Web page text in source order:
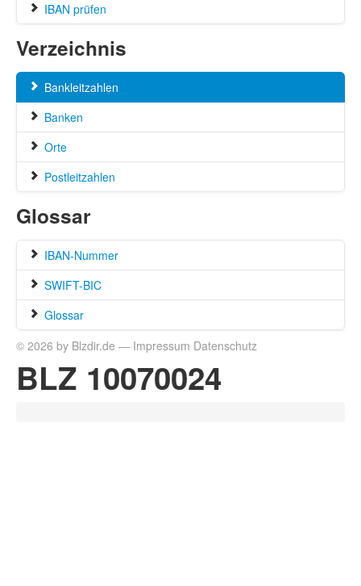
IBAN prüfen
Verzeichnis
Bankleitzahlen
Banken
Orte
Postleitzahlen
Glossar
IBAN-Nummer
SWIFT-BIC
Glossar
© 2026 by Blzdir.de — Impressum Datenschutz
BLZ 10070024